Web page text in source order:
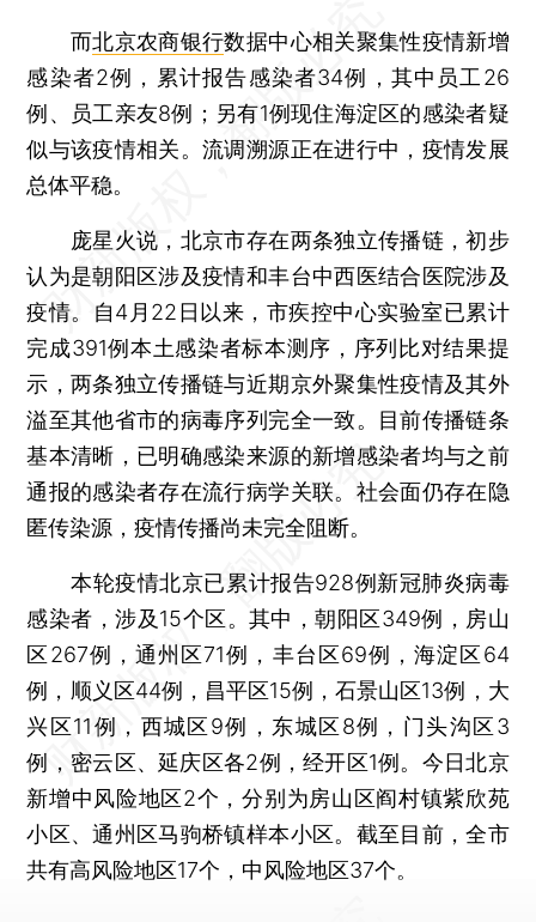
而北京农商银行数据中心相关聚集性疫情新增
感染者2例，累计报告感染者34例，其中员工26
例、员工亲友8例；另有1例现住海淀区的感染者疑
似与该疫情相关。流调溯源正在进行中，疫情发展
总体平稳。
庞星火说，北京市存在两条独立传播链，初步
认为是朝阳区涉及疫情和丰台中西医结合医院涉及
疫情。自4月22日以来，市疾控中心实验室已累计
完成391例本土感染者标本测序，序列比对结果提
示，两条独立传播链与近期京外聚集性疫情及其外
溢至其他省市的病毒序列完全一致。目前传播链条
基本清晰，已明确感染来源的新增感染者均与之前
通报的感染者存在流行病学关联。社会面仍存在隐
匿传染源，疫情传播尚未完全阻断。
本轮疫情北京已累计报告928例新冠肺炎病毒
感染者，涉及15个区。其中，朝阳区349例，房山
区267例，通州区71例，丰台区69例，海淀区64
例，顺义区44例，昌平区15例，石景山区13例，大
兴区11例，西城区9例，东城区8例，门头沟区3
例，密云区、延庆区各2例，经开区1例。今日北京
新增中风险地区2个，分别为房山区阎村镇紫欣苑
小区、通州区马驹桥镇样本小区。截至目前，全市
共有高风险地区17个，中风险地区37个。